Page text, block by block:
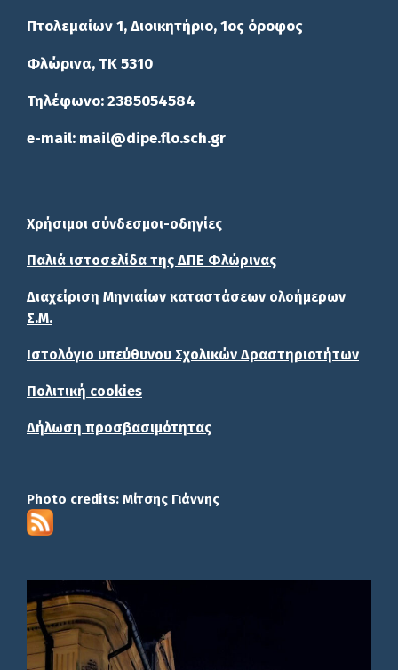
Πτολεμαίων 1, Διοικητήριο, 1ος όροφος
Φλώρινα, ΤΚ 5310
Τηλέφωνο: 2385054584
e-mail: mail@dipe.flo.sch.gr
Χρήσιμοι σύνδεσμοι-οδηγίες
Παλιά ιστοσελίδα της ΔΠΕ Φλώρινας
Διαχείριση Μηνιαίων καταστάσεων ολοήμερων
Σ.Μ.
Ιστολόγιο υπεύθυνου Σχολικών Δραστηριοτήτων
Πολιτική cookies
Δήλωση προσβασιμότητας
Photo credits: Μίτσης Γιάννης